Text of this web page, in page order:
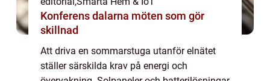
Konferens dalarna möten som gör
skillnad
Att driva en sommarstuga utanför elnätet
ställer särskilda krav på energi och